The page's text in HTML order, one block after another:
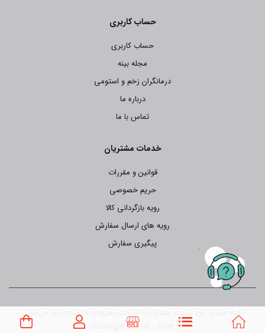
حساب کاربری
حساب کاربری
مجله بینه
درمانگران زخم و استومی
درباره ما
تماس با ما
خدمات مشتریان
قوانین و مقررات
حریم خصوصی
رویه بازگردانی کالا
رویه های ارسال سفارش
پیگیری سفارش
کلیه حقوق این سایت متعلق به شرکت رهپویان اندیشه دنیز می‌باشد.
Copyright © 2017 - 2023